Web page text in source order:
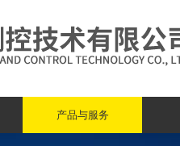
产品与服务